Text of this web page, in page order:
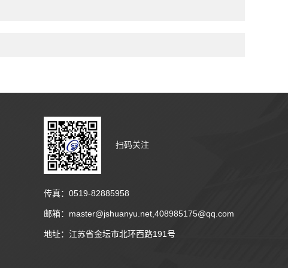
扫码关注
传真：0519-82885958
邮箱：master@jshuanyu.net,408985175@qq.com
地址：江苏省金坛市北环西路191号